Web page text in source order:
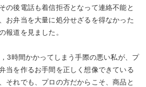
の後電話も着信拒否となって連絡不能と
お弁当を大量に処分せざるを得なかった
報道を見ました。
3時間かかってしまう手際の悪い私が、プ
当を作るお手間を正しく想像できている
それでも、プロの方だからこそ、商品と